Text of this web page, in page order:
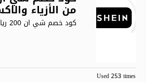
من الأزياء
كود خصم شي ان 200 ريال يتيح لك خصم مباشر
Used 253 times